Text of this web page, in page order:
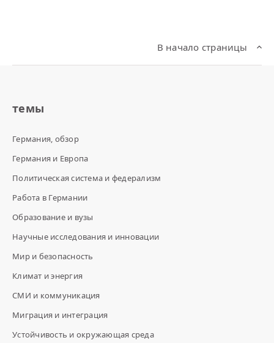
В начало страницы
темы
Германия, обзор
Германия и Европа
Политическая система и федерализм
Работа в Германии
Образование и вузы
Научные исследования и инновации
Мир и безопасность
Климат и энергия
СМИ и коммуникация
Миграция и интеграция
Устойчивость и окружающая среда